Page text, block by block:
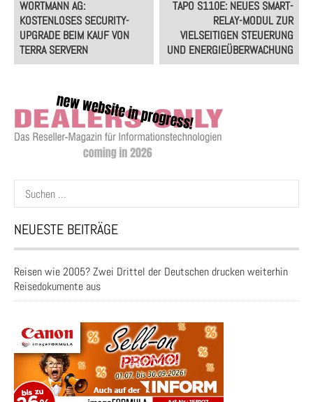
navigation
WORTMANN AG:
KOSTENLOSES SECURITY-
UPGRADE BEIM KAUF VON
TERRA SERVERN
TAPO S110E: NEUES SMART-
RELAY-MODUL ZUR
VIELSEITIGEN STEUERUNG
UND ENERGIEÜBERWACHUNG
Suchen
nach:
NEUESTE BEITRÄGE
Reisen wie 2005? Zwei Drittel der Deutschen drucken weiterhin
Reisedokumente aus